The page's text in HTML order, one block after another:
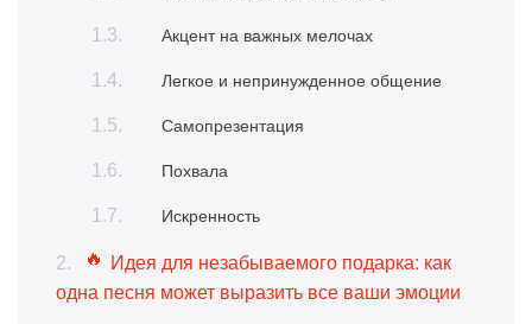
Акцент на важных мелочах
Легкое и непринужденное общение
Самопрезентация
Похвала
Искренность
Идея для незабываемого подарка: как
одна песня может выразить все ваши эмоции